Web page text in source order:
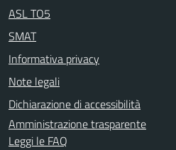
ASL TO5
SMAT
Informativa privacy
Note legali
Dichiarazione di accessibilità
Amministrazione trasparente
Leggi le FAQ